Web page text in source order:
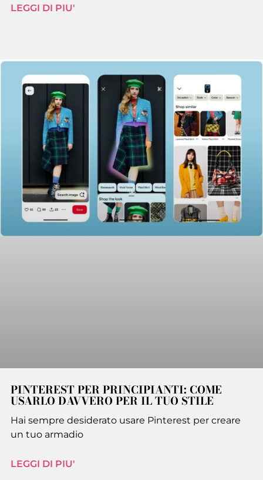
LEGGI DI PIU'
PINTEREST PER PRINCIPIANTI: COME
USARLO DAVVERO PER IL TUO STILE
Hai sempre desiderato usare Pinterest per creare
un tuo armadio
LEGGI DI PIU'